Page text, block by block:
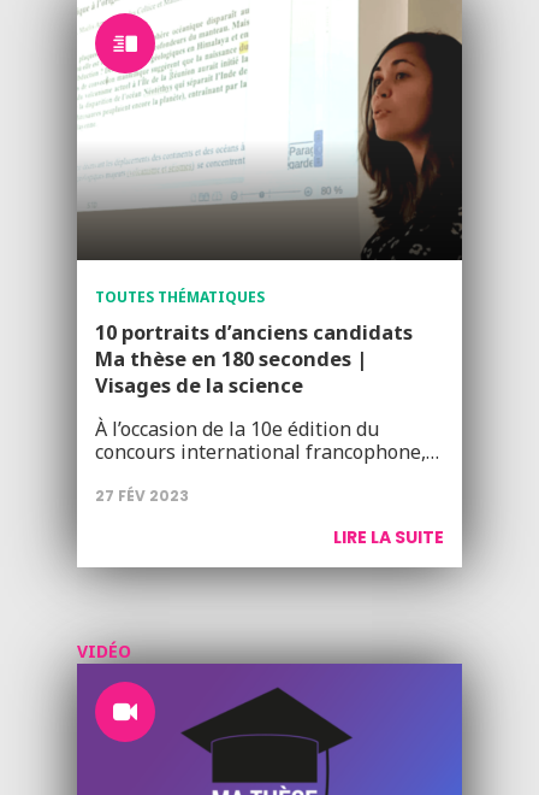
TOUTES THÉMATIQUES
10 portraits d’anciens candidats
Ma thèse en 180 secondes |
Visages de la science
À l’occasion de la 10e édition du
concours international francophone,…
27 FÉV 2023
LIRE LA SUITE
VIDÉO